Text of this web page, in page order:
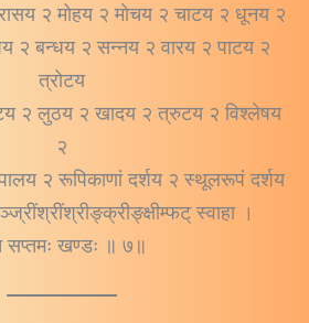
२ मोहय २ मोचय २ चाटय २ धूनय २
२ बन्धय २ सन्नय २ वारय २ पाटय २
त्रोटय
२ लुठय २ खादय २ त्रुटय २ विश्लेषय
२
२ रूपिकाणां दर्शय २ स्थूलरूपं दर्शय
स्वाहा ।
सप्तमः खण्डः ॥ ७॥